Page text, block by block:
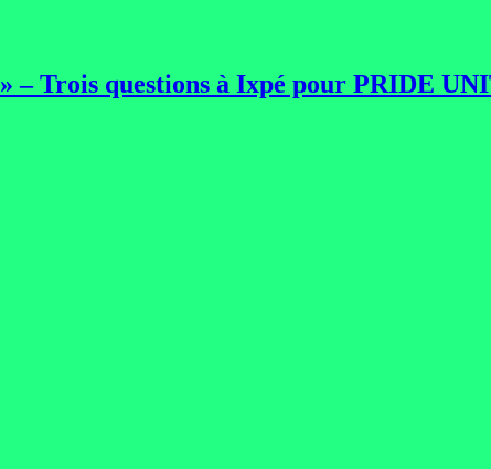
» – Trois questions à Ixpé pour PRIDE